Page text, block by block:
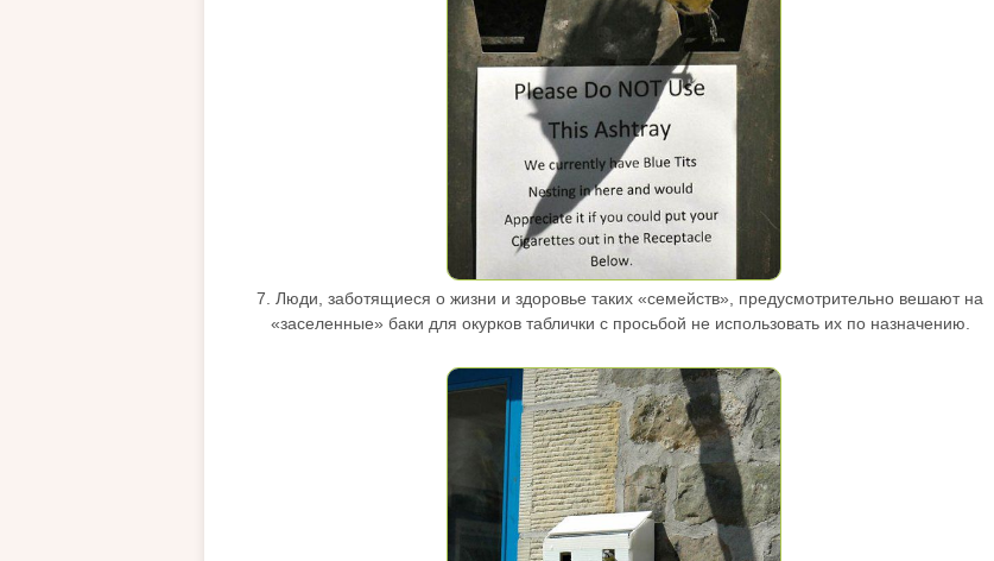
7. Люди, заботящиеся о жизни и здоровье таких «семейств», предусмотрительно вешают на
«заселенные» баки для окурков таблички с просьбой не использовать их по назначению.